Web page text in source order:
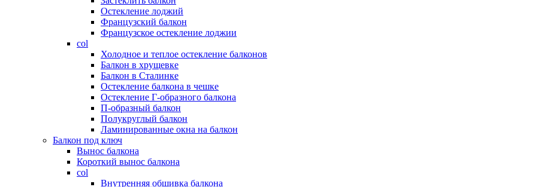
Остекление лоджий
Французский балкон
Французское остекление лоджии
col
Холодное и теплое остекление балконов
Балкон в хрущевке
Балкон в Сталинке
Остекление балкона в чешке
Остекление Г-образного балкона
П-образный балкон
Полукруглый балкон
Ламинированные окна на балкон
Балкон под ключ
Вынос балкона
Короткий вынос балкона
col
Внутренняя обшивка балкона